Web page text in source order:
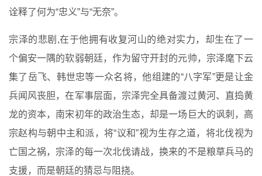
诠释了何为“忠义”与“无奈”。
宗泽的悲剧,在于他拥有收复河山的绝对实力，却生在了一
个偏安一隅的软弱朝廷，作为留守开封的元帅，宗泽麾下云
集了岳飞、韩世忠等一众名将，他组建的“八字军”更是让金
兵闻风丧胆，在军事层面，宗泽完全具备渡过黄河、直捣黄
龙的资本，南宋初年的政治生态，却是一场巨大的讽刺，高
宗赵构与朝中主和派，将“议和”视为生存之道，将北伐视为
亡国之祸，宗泽的每一次北伐请战，换来的不是粮草兵马的
支援，而是朝廷的猜忌与阻挠。